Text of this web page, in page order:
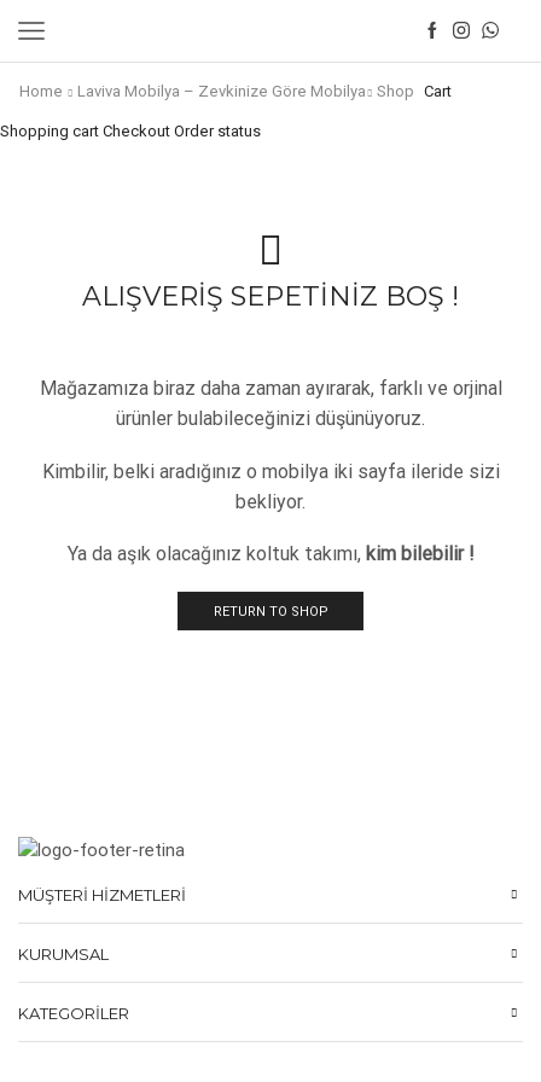
Home Laviva Mobilya – Zevkinize Göre Mobilya Shop Cart
Shopping cart Checkout Order status
ALIŞVERİŞ SEPETİNİZ BOŞ !
Mağazamıza biraz daha zaman ayırarak, farklı ve orjinal
ürünler bulabileceğinizi düşünüyoruz.
Kimbilir, belki aradığınız o mobilya iki sayfa ileride sizi
bekliyor.
Ya da aşık olacağınız koltuk takımı, kim bilebilir !
RETURN TO SHOP
MÜŞTERI HIZMETLERI
KURUMSAL
KATEGORILER